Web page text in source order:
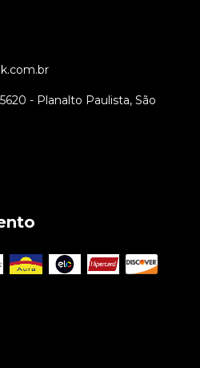
- Planalto Paulista, São